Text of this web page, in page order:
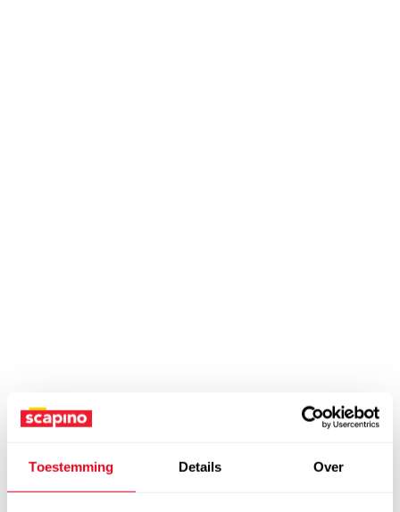
Toestemming Details Over